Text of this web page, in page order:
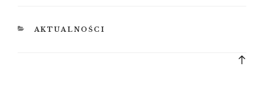
KATEGORIE
AKTUALNOŚCI